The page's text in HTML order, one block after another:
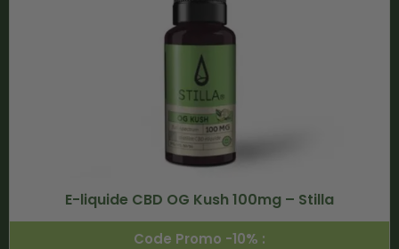
E-liquide CBD OG Kush 100mg – Stilla
Code Promo -10% :